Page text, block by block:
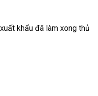
khẩu đã làm xong thủ